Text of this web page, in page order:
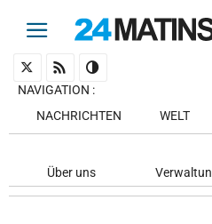
NAVIGATION :
NACHRICHTEN
WELT
Über uns